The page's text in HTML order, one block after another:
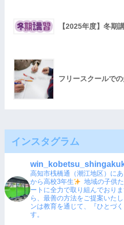
【2025年度】冬期
フリースクールで
インスタグラム
高知市桟橋通（潮江地区）に
から高校3年生
地域の子供
ートに全力で取り組んでおり
ら、最善の方法をご提案いたし
ンは教育を通じて、『ひとづ
す。